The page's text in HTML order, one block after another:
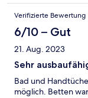
Verifizierte Bewertung
6/10 – Gut
21. Aug. 2023
Sehr
Bad und
möglich. Betten